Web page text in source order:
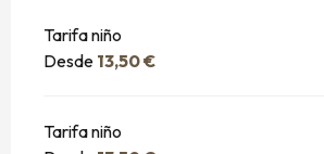
Tarifa niño
Desde 13,50 €
Tarifa niño